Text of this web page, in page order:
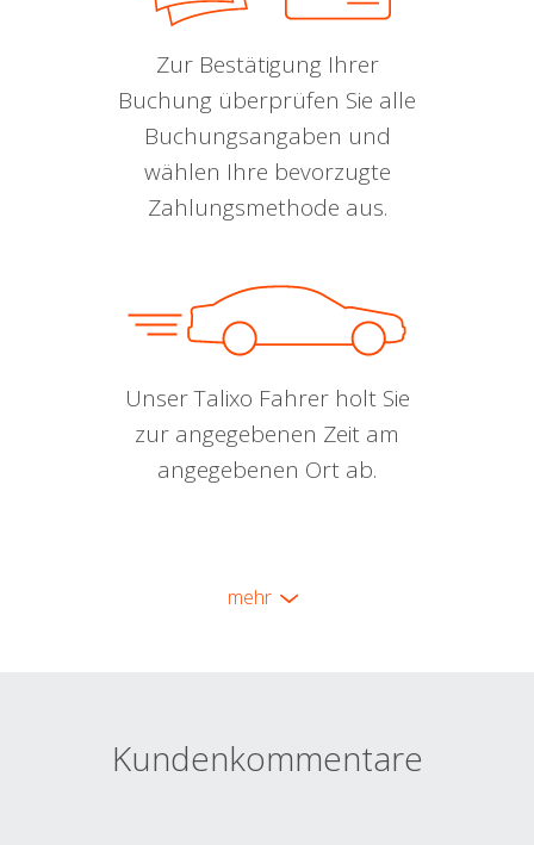
Zur Bestätigung Ihrer
Buchung überprüfen Sie alle
Buchungsangaben und
wählen Ihre bevorzugte
Zahlungsmethode aus.
Unser Talixo Fahrer holt Sie
zur angegebenen Zeit am
angegebenen Ort ab.
mehr
Kundenkommentare